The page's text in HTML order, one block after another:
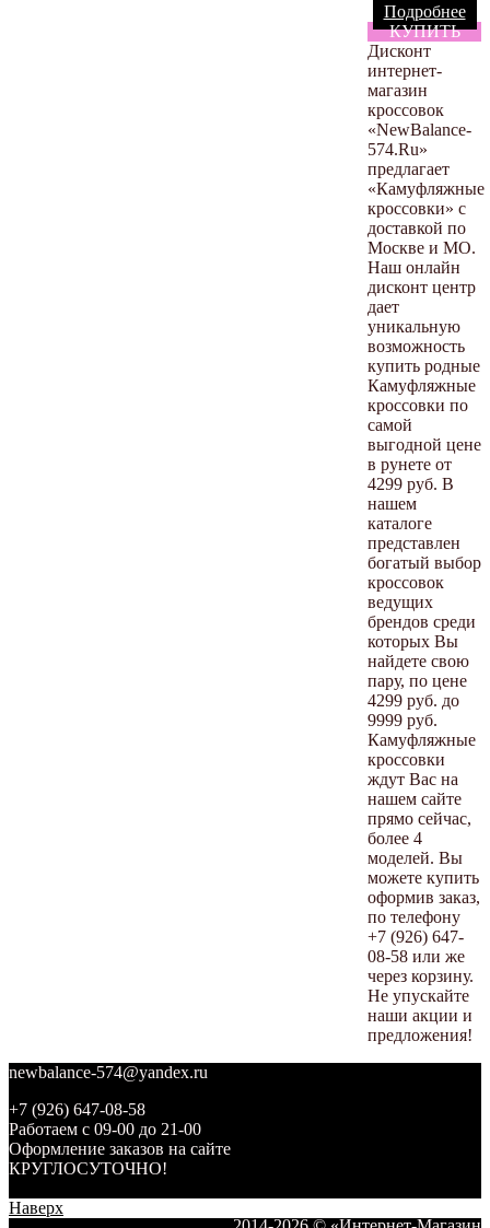
Подробнее
КУПИТЬ
Дисконт
интернет-
магазин
кроссовок
«NewBalance-
574.Ru»
предлагает
«Камуфляжные
кроссовки» с
доставкой по
Москве и МО.
Наш онлайн
дисконт центр
дает
уникальную
возможность
купить родные
Камуфляжные
кроссовки по
самой
выгодной цене
в рунете от
4299 руб. В
нашем
каталоге
представлен
богатый выбор
кроссовок
ведущих
брендов среди
которых Вы
найдете свою
пару, по цене
4299 руб. до
9999 руб.
Камуфляжные
кроссовки
ждут Вас на
нашем сайте
прямо сейчас,
более 4
моделей. Вы
можете купить
оформив заказ,
по телефону
+7 (926) 647-
08-58 или же
через корзину.
Не упускайте
наши акции и
предложения!
newbalance-574@yandex.ru
+7 (926) 647-08-58
Работаем с 09-00 до 21-00
Оформление заказов на сайте
КРУГЛОСУТОЧНО!
Наверх